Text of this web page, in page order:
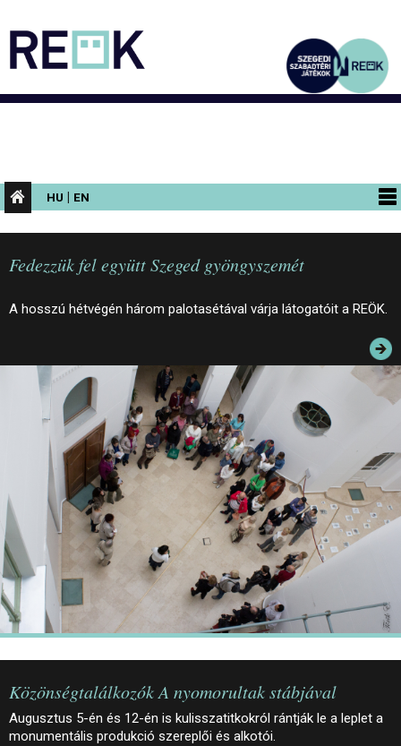
HU | EN
PROGRAMOK
KIÁLLÍTÁSOK
AZ ÉPÜLET
KONFERENCIA
JEGYEK
ELÉRHETŐSÉG
PALOTASÉTÁK ÉS VEZETÉSEK
KÖZÉRDEKŰ ADATOK
Fedezzük fel együtt Szeged gyöngyszemét
A hosszú hétvégén három palotasétával várja látogatóit a REÖK.
Közönségtalálkozók A nyomorultak stábjával
Augusztus 5-én és 12-én is kulisszatitkokról rántják le a leplet a
monumentális produkció szereplői és alkotói.